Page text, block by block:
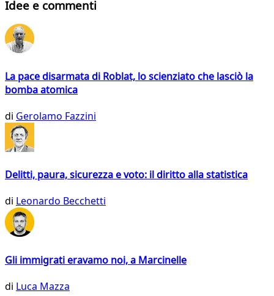
Idee e commenti
La pace disarmata di Roblat, lo scienziato che lasciò la
bomba atomica
di Gerolamo Fazzini
Delitti, paura, sicurezza e voto: il diritto alla statistica
di Leonardo Becchetti
Gli immigrati eravamo noi, a Marcinelle
di Luca Mazza